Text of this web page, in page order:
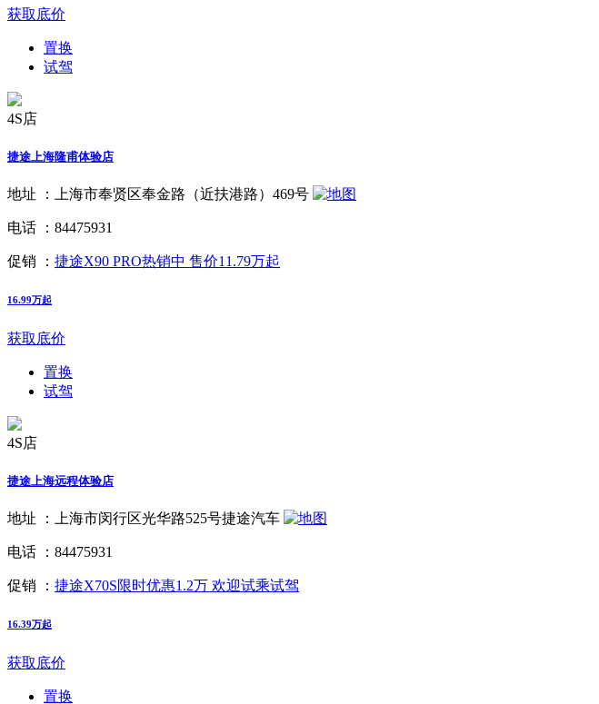
获取底价
置换
试驾
4S店
捷途上海隆甫体验店
地址 ： 上海市奉贤区奉金路（近扶港路）469号
电话 ： 84475931
促销 ： 捷途X90 PRO热销中 售价11.79万起
16.99万起
获取底价
置换
试驾
4S店
捷途上海远程体验店
地址 ： 上海市闵行区光华路525号捷途汽车
电话 ： 84475931
促销 ： 捷途X70S限时优惠1.2万 欢迎试乘试驾
16.39万起
获取底价
置换